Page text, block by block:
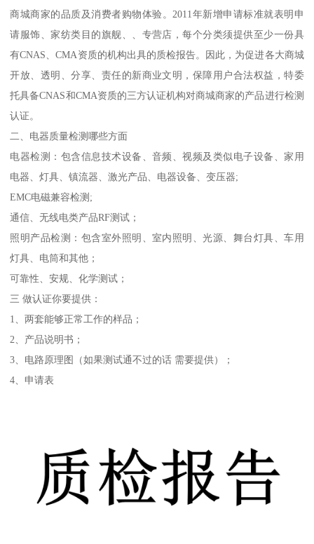
商城商家的品质及消费者购物体验。2011年新增申请标准就表明申
请服饰、家纺类目的旗舰、、专营店，每个分类须提供至少一份具
有CNAS、CMA资质的机构出具的质检报告。因此，为促进各大商城
开放、透明、分享、责任的新商业文明，保障用户合法权益，特委
托具备CNAS和CMA资质的三方认证机构对商城商家的产品进行检测
认证。
二、电器质量检测哪些方面
电器检测：包含信息技术设备、音频、视频及类似电子设备、家用
电器、灯具、镇流器、激光产品、电器设备、变压器;
EMC电磁兼容检测;
通信、无线电类产品RF测试；
照明产品检测：包含室外照明、室内照明、光源、舞台灯具、车用
灯具、电筒和其他；
可靠性、安规、化学测试；
三 做认证你要提供：
1、两套能够正常工作的样品；
2、产品说明书；
3、电路原理图（如果测试通不过的话 需要提供）；
4、申请表